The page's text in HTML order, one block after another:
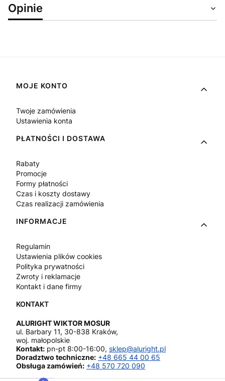
Opinie
Linki w stopce
MOJE KONTO
Twoje zamówienia
Ustawienia konta
PŁATNOŚCI I DOSTAWA
Rabaty
Promocje
Formy płatności
Czas i koszty dostawy
Czas realizacji zamówienia
INFORMACJE
Regulamin
Ustawienia plików cookies
Polityka prywatności
Zwroty i reklamacje
Kontakt i dane firmy
ALURIGHT WIKTOR MOSUR
ul. Barbary 11, 30-838 Kraków,
woj. małopolskie
Kontakt: pn-pt 8:00-16:00, sklep@aluright.pl
Doradztwo techniczne: +48 665 44 00 65
Obsługa zamówień: +48 570 720 090